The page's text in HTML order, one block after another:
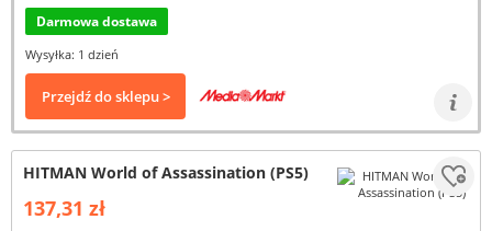
Darmowa dostawa
Wysyłka: 1 dzień
Przejdź do sklepu >
HITMAN World of Assassination (PS5)
137,31 zł